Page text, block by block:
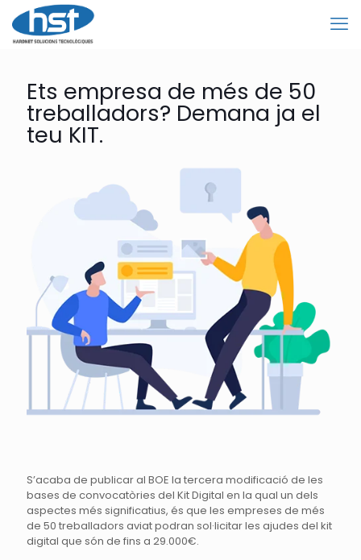
Ets empresa de més de 50
treballadors? Demana ja el
teu KIT.
S’acaba de publicar al BOE la tercera modificació de les
bases de convocatòries del Kit Digital en la qual un dels
aspectes més significatius, és que les empreses de més
de 50 treballadors aviat podran sol·licitar les ajudes del kit
digital que són de fins a 29.000€.